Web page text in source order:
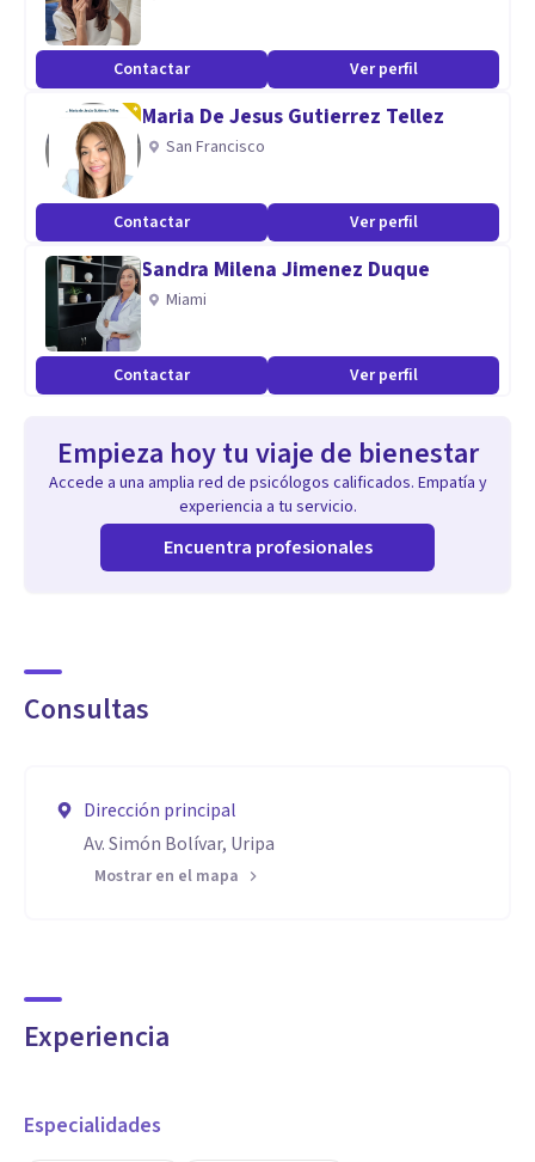
familia.
Aptitudes
Saber escuchar es lo escencial en una conversación lo que
nos permite apoyar a tomar sabias decisiones.
Contactar Ver perfil
Maria De Jesus Gutierrez Tellez
San Francisco
Contactar Ver perfil
Sandra Milena Jimenez Duque
Miami
Contactar Ver perfil
Empieza hoy tu viaje de bienestar
Accede a una amplia red de psicólogos calificados. Empatía y
experiencia a tu servicio.
Encuentra profesionales
Consultas
Dirección principal
Av. Simón Bolívar, Uripa
Mostrar en el mapa
Experiencia
Especialidades